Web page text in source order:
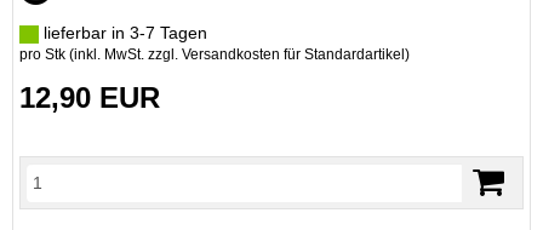
lieferbar in 3-7 Tagen
pro Stk (inkl. MwSt. zzgl. Versandkosten für Standardartikel )
12,90 EUR